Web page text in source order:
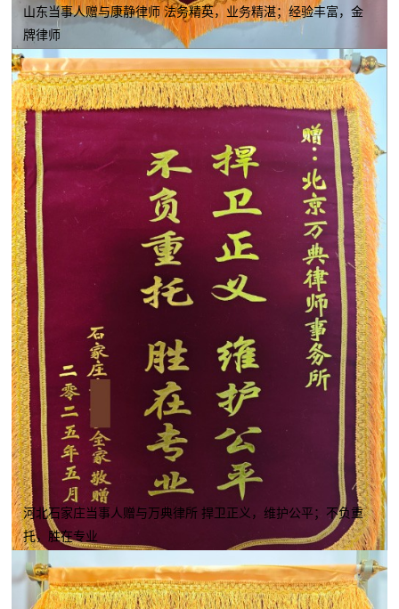
山东当事人赠与康静律师 法务精英，业务精湛；经验丰富，金
牌律师
河北石家庄当事人赠与万典律所 捍卫正义，维护公平；不负重
托，胜在专业